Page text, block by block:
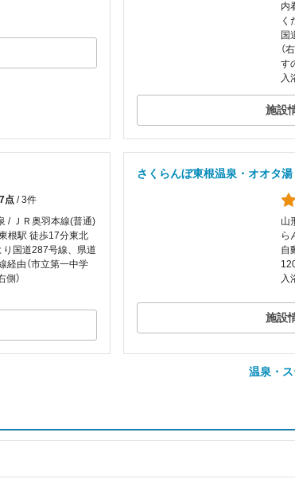
内
く
国
（
す
入
施設
点 /3件
/ ＪＲ奥羽本線(普通)
根駅 徒歩17分東北
国道287号線、県道
経由（市立第一中学
）
さくらんぼ東根温泉・オオタ湯
山
ら
自
入
施設
温泉・